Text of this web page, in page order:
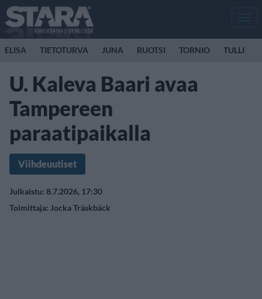
ELISA TIETOTURVA JUNA RUOTSI TORNIO TULLI
U. Kaleva Baari avaa
Tampereen
paraatipaikalla
Viihdeuutiset
Julkaistu: 8.7.2026, 17:30
Toimittaja: Jocka Träskbäck